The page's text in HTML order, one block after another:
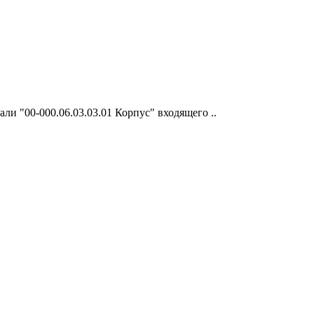
"00-000.06.03.03.01 Корпус" входящего ..